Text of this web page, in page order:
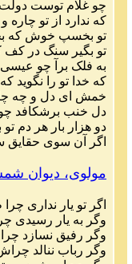
چو غلام توست دولت
که ندارد از تو چاره و
تو بخسپ خوش که
تو بگیر سنگ در کف
به فلک برآ چو عیسی
که خدا تو را نگوید که
خمش ای دل و چه
دل خنب برشکافد
دو هزار بار هر دم تو
اگر
آن سوی حقایق
مولوی، دیوان
اگر تو یار نداری چرا
وگر به یار رسیدی چرا
وگر رفیق نسازد چرا
وگر رباب ننالد